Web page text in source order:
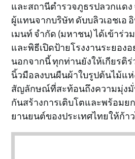
และสถานีตำรวจภูธรปลวกแดง
ผู้แทนจากบริษัท ดับบลิวเอชเอ
เมนท์ จำกัด (มหาชน) ได้เข้าร่ว
และพิธีเปิดป้ายโรงงานระยองอ
นอกจากนี้ ทุกท่านยังให้เกียรติ
นิ้วมือลงบนผืนผ้าใบรูปต้นไม้แห่
สัญลักษณ์ที่สะท้อนถึงความมุ่งมั่
กันสร้างการเติบโตและพร้อมย
ยานยนต์ของประเทศไทยให้ก้า